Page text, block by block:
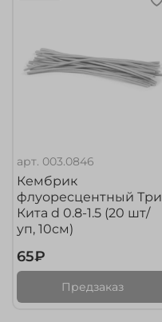
арт. 003.0846
Кембрик
флуоресцентный Три
Кита d 0.8-1.5 (20 шт/
уп, 10см)
65₽
Предзаказ